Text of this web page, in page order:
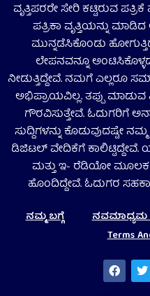
ವೃತ್ತಿಪರರೇ ಸೇರಿ ಕಟ್ಟಿರುವ
ಪತ್ರಿಕಾ ವೃತ್ತಿಯನ್ನು
ಮುನ್ನಡೆಸಿಕೊಂಡು
ಲೇಪನವನ್ನೂ
ನೀಡುತ್ತಿದ್ದೇವೆ. ನಮಗೆ ಎಲ್ಲರೂ
ಅಭಿಪ್ರಾಯವಿಲ್ಲ. ತಪ್ಪು ಮಾಡುವ
ಗೌರವಿಸುತ್ತೇವೆ. ಓದುಗರಿಗೆ
ಸುದ್ದಿಗಳನ್ನು ಕೊಡುವುದಷ್ಟೇ
ಡಿಜಿಟಲ್‌ ವೇದಿಕೆಗೆ
ಮತ್ತು ಇ- ರೆಡಿಯೋ ಮೂಲಕ
ಹೊಂದಿದ್ದೇವೆ. ಓದುಗರ
ನಮ್ಮ ಬಗ್ಗೆ ನವಮಾಧ್ಯಮ
Terms